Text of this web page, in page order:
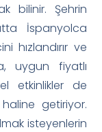
bilinir. Şehrin
İspanyolca
hızlandırır ve
uygun fiyatlı
etkinlikler de
getiriyor.
isteyenlerin